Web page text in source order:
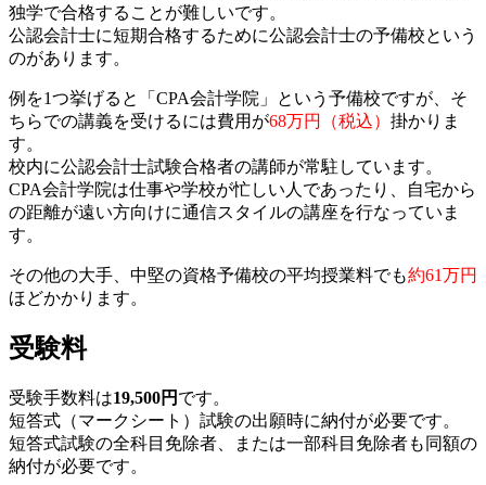
独学で合格することが難しいです。
公認会計士に短期合格するために公認会計士の予備校という
のがあります。
例を1つ挙げると「CPA会計学院」という予備校ですが、そ
ちらでの講義を受けるには費用が68万円（税込） 掛かりま
す。
校内に公認会計士試験合格者の講師が常駐しています。
CPA会計学院は仕事や学校が忙しい人であったり、自宅から
の距離が遠い方向けに通信スタイルの講座を行なっていま
す。
その他の大手、中堅の資格予備校の平均授業料でも約61万円
ほどかかります。
受験料
受験手数料は19,500円 です。
短答式（マークシート）試験の出願時に納付が必要です。
短答式試験の全科目免除者、または一部科目免除者も同額の
納付が必要です。